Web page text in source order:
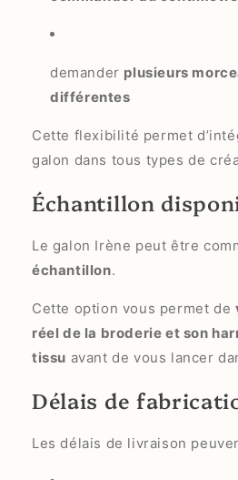
demander plusieurs
différentes
Cette flexibilité permet
galon dans tous types de
Échantillon
Le galon Irène peut être
échantillon.
Cette option vous permet de
réel de la broderie et son
tissu avant de vous lancer
Délais de
Les délais de livraison